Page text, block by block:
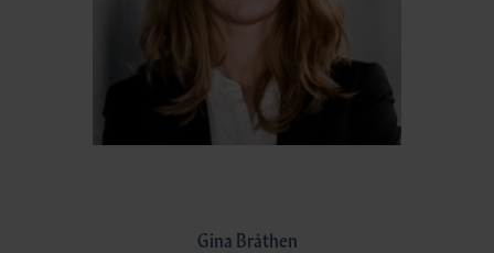
Gina Bråthen